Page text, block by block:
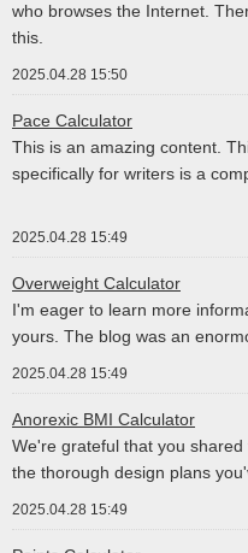
who browses the Internet.
this.
2025.04.28 15:50
Pace Calculator
This is an amazing content.
specifically for writers is a
2025.04.28 15:49
Overweight Calculator
I'm eager to learn more
yours. The blog was an
2025.04.28 15:49
Anorexic BMI Calculator
We're grateful that you
the thorough design plans
2025.04.28 15:49